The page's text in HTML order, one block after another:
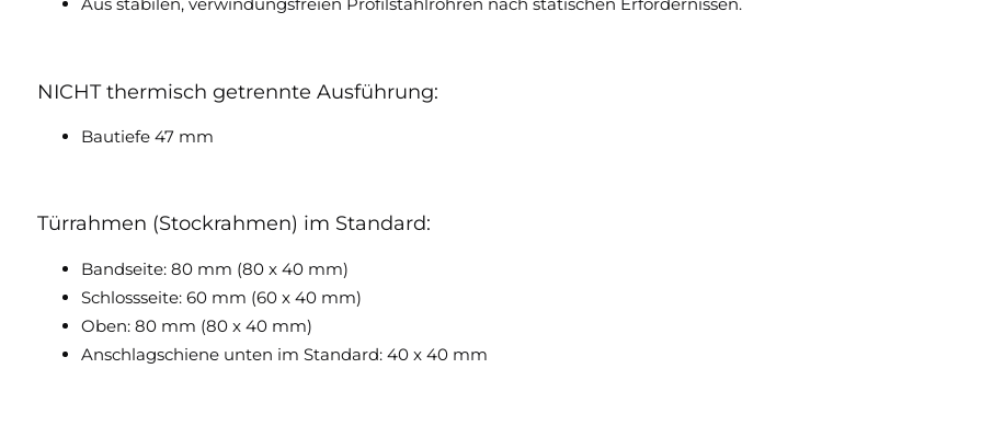
Aus stabilen, verwindungsfreien Profilstahlrohren nach statischen Erfordernissen.
NICHT thermisch getrennte Ausführung:
Bautiefe 47 mm
Türrahmen (Stockrahmen) im Standard:
Bandseite: 80 mm (80 x 40 mm)
Schlossseite: 60 mm (60 x 40 mm)
Oben: 80 mm (80 x 40 mm)
Anschlagschiene unten im Standard: 40 x 40 mm